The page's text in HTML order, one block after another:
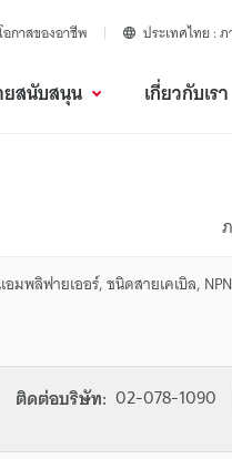
อกาสของอาชีพ ประเทศไทย ภ
สนับสนุน เกี่ยวกับเรา
อมพลิฟายเออร์, ชนิดสายเคเบิล, NPN
ติดต่อบริษัท: 02-078-1090